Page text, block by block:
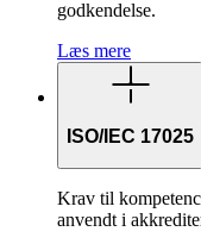
godkendelse.
Læs mere
ISO/IEC 17025
Krav til
anvendt i